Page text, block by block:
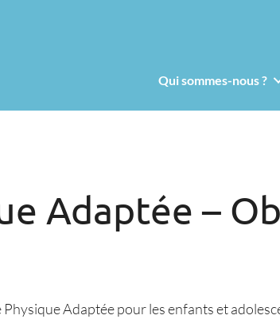
Qui sommes-nous ?
Adaptée –
Adaptée pour les enfants et